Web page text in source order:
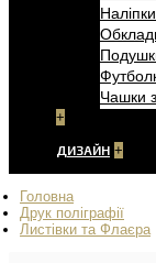
Чашки
+
ДИЗАЙН +
Головна
Друк поліграфії
Листівки та Флаєра